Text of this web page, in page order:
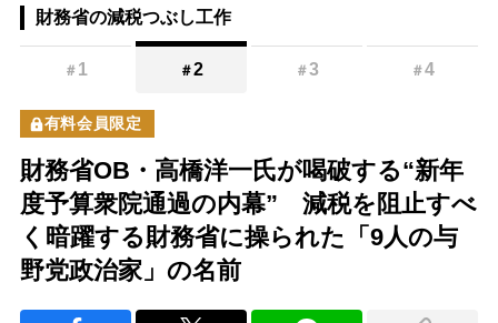
財務省の減税つぶし工作
＃ 1 ＃2 ＃3 ＃4
有料会員限定
財務省OB・高橋洋一氏が喝破する“新年
度予算衆院通過の内幕” 減税を阻止すべ
く暗躍する財務省に操られた「9人の与
野党政治家」の名前